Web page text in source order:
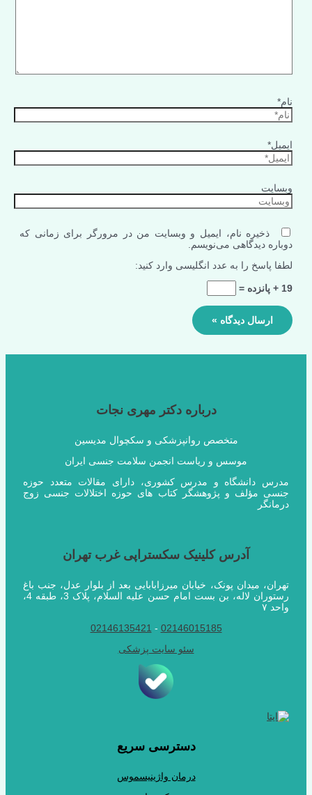
نام*
ایمیل*
وبسایت
ذخیره نام، ایمیل و وبسایت من در مرورگر برای زمانی که
دوباره دیدگاهی می‌نویسم.
لطفا پاسخ را به عدد انگلیسی وارد کنید:
19 + پانزده =
درباره دکتر مهری نجات
متخصص روانپزشکی و سکچوال مدیسین
موسس و ریاست انجمن سلامت جنسی ایران
مدرس دانشگاه و مدرس کشوری، دارای مقالات متعدد حوزه
جنسی مؤلف و پژوهشگر کتاب های حوزه اختلالات جنسی زوج
درمانگر
آدرس کلینیک سکستراپی غرب تهران
تهران، میدان پونک، خیابان میرزابابایی بعد از بلوار عدل، جنب باغ
رستوران لاله، بن بست امام حسن علیه السلام، پلاک 3، طبقه 4،
واحد ۷
02146015185
-
02146135421
سئو سایت پزشکی
دسترسی سریع
درمان واژینیسموس